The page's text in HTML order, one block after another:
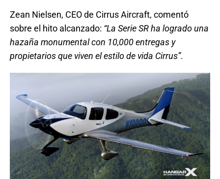
Zean Nielsen, CEO de Cirrus Aircraft, comentó
sobre el hito alcanzado: “La Serie SR ha logrado una
hazaña monumental con 10,000 entregas y
propietarios que viven el estilo de vida Cirrus”.